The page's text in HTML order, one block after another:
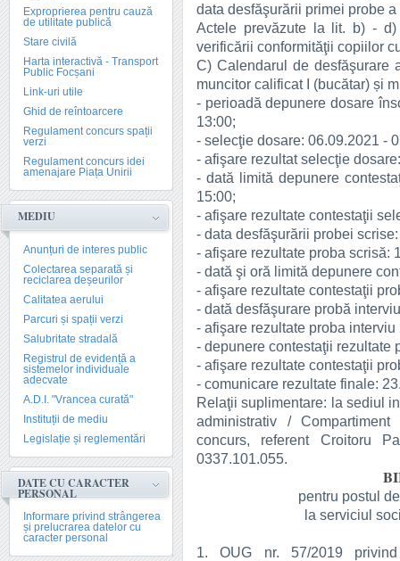
Exproprierea pentru cauză
de utilitate publică
Stare civilă
Harta interactivă - Transport
Public Focșani
Link-uri utile
Ghid de reîntoarcere
Regulament concurs spații
verzi
Regulament concurs idei
amenajare Piața Unirii
MEDIU
Anunțuri de interes public
Colectarea separată și
reciclarea deșeurilor
Calitatea aerului
Parcuri și spații verzi
Salubritate stradală
Registrul de evidență a
sistemelor individuale
adecvate
A.D.I. "Vrancea curată"
Instituții de mediu
Legislație și reglementări
DATE CU CARACTER
PERSONAL
Informare privind strângerea
și prelucrarea datelor cu
caracter personal
data desfăşurării primei probe
Actele prevăzute la lit. b) -
verificării conformităţii copiilor
C) Calendarul de desfăşurare
muncitor calificat I (bucătar) și
- perioadă depunere dosare
13:00;
- selecţie dosare: 06.09.2021 -
- afişare rezultat selecţie
- dată limită depunere
15:00;
- afişare rezultate contestaţii
- data desfăşurării probei
- afişare rezultate proba scrisă:
- dată şi oră limită depunere
- afişare rezultate contestaţii
- dată desfăşurare probă
- afişare rezultate proba
- depunere contestaţii rezultate
- afişare rezultate contestaţii
- comunicare rezultate finale:
Relaţii suplimentare: la sediul
administrativ /
concurs, referent Croitoru
0337.101.055.
pentru postul
la serviciul
1. OUG nr. 57/2019